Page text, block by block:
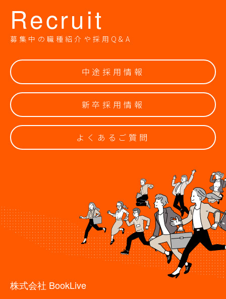
Recruit
募集中の職種紹介や採用Q&A
中途採用情報
新卒採用情報
よくあるご質問
株式会社 BookLive